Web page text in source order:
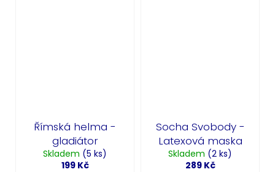
Římská helma -
gladiátor
Skladem (5 ks)
199 Kč
Socha Svobody -
Latexová maska
Skladem (2 ks)
289 Kč